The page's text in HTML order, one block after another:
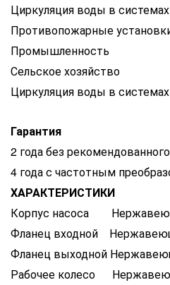
Циркуляция воды в
Противопожарные
Промышленность
Сельское хозяйство
Циркуляция воды в
Гарантия
2 года без
4 года с частотным
ХАРАКТЕРИСТИКИ
Корпус насоса
Фланец входной
Фланец выходной
Рабочее колесо